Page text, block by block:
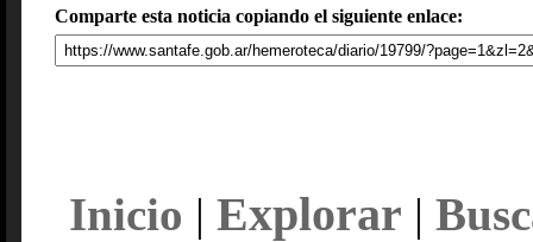
Comparte esta noticia copiando el siguiente enlace:
Inicio | Explorar |